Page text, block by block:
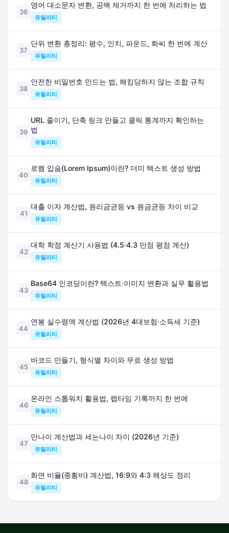
36
영어 대소문자 변환, 공백 제거까지 한 번에 처리하는 법
유틸리티
37
단위 변환 총정리: 평수, 인치, 파운드, 화씨 한 번에 계산
유틸리티
38
안전한 비밀번호 만드는 법, 해킹당하지 않는 조합 규칙
유틸리티
39
URL 줄이기, 단축 링크 만들고 클릭 통계까지 확인하는
법
유틸리티
40
로렘 입숨(Lorem Ipsum)이란? 더미 텍스트 생성 방법
유틸리티
41
대출 이자 계산법, 원리금균등 vs 원금균등 차이 비교
유틸리티
42
대학 학점 계산기 사용법 (4.5·4.3 만점 평점 계산)
유틸리티
43
Base64 인코딩이란? 텍스트·이미지 변환과 실무 활용법
유틸리티
44
연봉 실수령액 계산법 (2026년 4대보험·소득세 기준)
유틸리티
45
바코드 만들기, 형식별 차이와 무료 생성 방법
유틸리티
46
온라인 스톱워치 활용법, 랩타임 기록까지 한 번에
유틸리티
47
만나이 계산법과 세는나이 차이 (2026년 기준)
유틸리티
48
화면 비율(종횡비) 계산법, 16:9와 4:3 해상도 정리
유틸리티